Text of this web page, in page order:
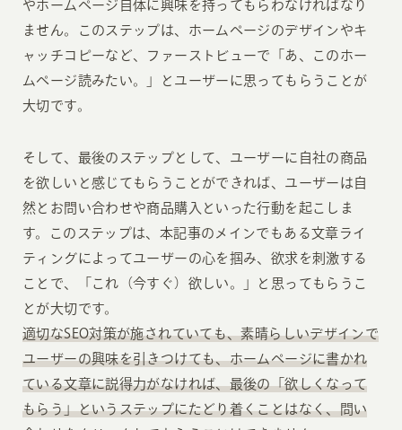
やホームページ自体に興味を持ってもらわなければなり
ません。このステップは、ホームページのデザインやキ
ャッチコピーなど、ファーストビューで「あ、このホー
ムページ読みたい。」とユーザーに思ってもらうことが
大切です。
そして、最後のステップとして、ユーザーに自社の商品
を欲しいと感じてもらうことができれば、ユーザーは自
然とお問い合わせや商品購入といった行動を起こしま
す。このステップは、本記事のメインでもある文章ライ
ティングによってユーザーの心を掴み、欲求を刺激する
ことで、「これ（今すぐ）欲しい。」と思ってもらうこ
とが大切です。
適切なSEO対策が施されていても、素晴らしいデザインで
ユーザーの興味を引きつけても、ホームページに書かれ
ている文章に説得力がなければ、最後の「欲しくなって
もらう」というステップにたどり着くことはなく、問い